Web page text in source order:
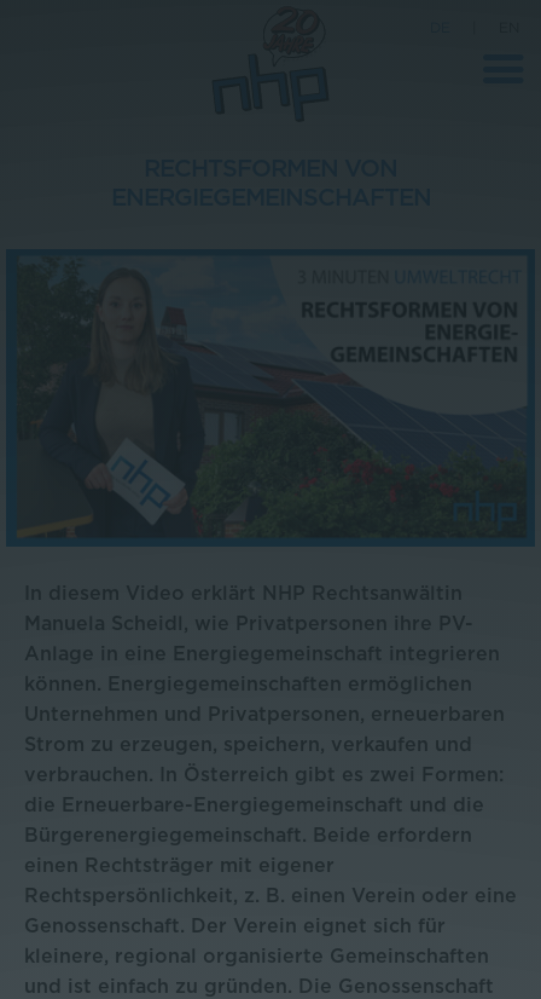
Manuela Scheidl, wie Privatpersonen ihre PV-
Anlage in eine Energiegemeinschaft integrieren
können. Energiegemeinschaften ermöglichen
Unternehmen und Privatpersonen, erneuerbaren
Strom zu erzeugen, speichern, verkaufen und
verbrauchen. In Österreich gibt es zwei Formen:
die Erneuerbare-Energiegemeinschaft und die
Bürgerenergiegemeinschaft. Beide erfordern
einen Rechtsträger mit eigener
Rechtspersönlichkeit, z. B. einen Verein oder eine
Genossenschaft. Der Verein eignet sich für
kleinere, regional organisierte Gemeinschaften
und ist einfach zu gründen. Die Genossenschaft